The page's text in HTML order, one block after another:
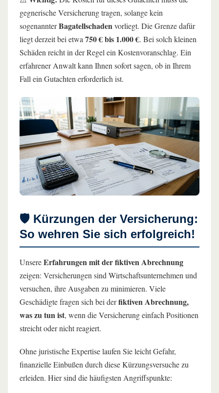
gegnerische Versicherung tragen, solange kein
sogenannterBagatellschadenvorliegt. Die Grenze dafür
liegt derzeit bei etwa750 € bis 1.000 €. Bei solch kleinen
Schäden reicht in der Regel ein Kostenvoranschlag. Ein
erfahrener Anwalt kann Ihnen sofort sagen, ob in Ihrem
Fall ein Gutachten erforderlich ist.
🛡️ Kürzungen der Versicherung:
So wehren Sie sich erfolgreich!
UnsereErfahrungen mit der fiktiven Abrechnung
zeigen: Versicherungen sind Wirtschaftsunternehmen und
versuchen, ihre Ausgaben zu minimieren. Viele
Geschädigte fragen sich bei derfiktiven Abrechnung,
was zu tun ist, wenn die Versicherung einfach Positionen
streicht oder nicht reagiert.
Ohne juristische Expertise laufen Sie leicht Gefahr,
finanzielle Einbußen durch diese Kürzungsversuche zu
erleiden. Hier sind die häufigsten Angriffspunkte: